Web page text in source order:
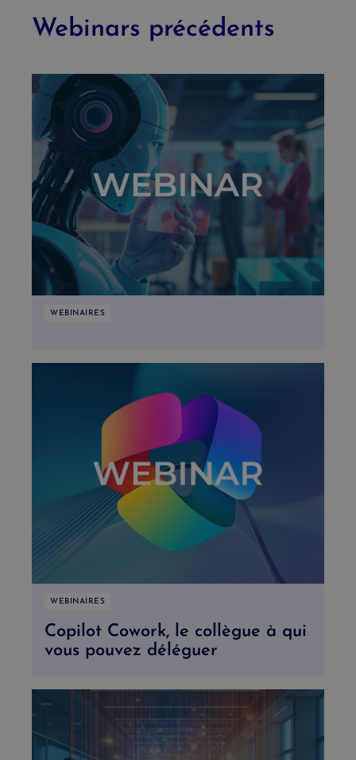
Webinars précédents
WEBINAIRES
WEBINAIRES
Copilot Cowork, le collègue à qui
vous pouvez déléguer